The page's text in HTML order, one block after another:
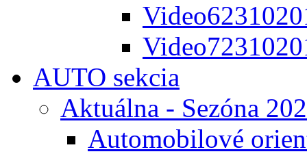
AUTO sekcia
Aktuálna - Sezóna
Automobilové